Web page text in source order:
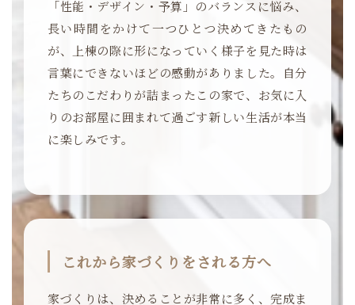
「性能・デザイン・予算」のバランスに悩み、
長い時間をかけて一つひとつ決めてきたもの
が、上棟の際に形になっていく様子を見た時は
言葉にできないほどの感動がありました。自分
たちのこだわりが詰まったこの家で、お気に入
りのお部屋に囲まれて過ごす新しい生活が本当
に楽しみです。
これから家づくりをされる方へ
家づくりは、決めることが非常に多く、完成ま